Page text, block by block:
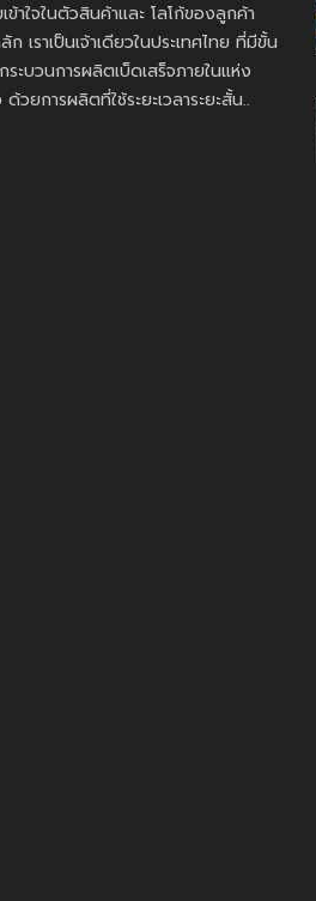
ข้าใจในตัวสินค้าและ โลโก้ของลูกค้า
ก เราเป็นเจ้าเดียวในประเทศไทย ที่มีขั้น
ะบวนการผลิตเบ็ดเสร็จภายในแห่ง
ด้วยการผลิตที่ใช้ระยะเวลาระยะสั้น..